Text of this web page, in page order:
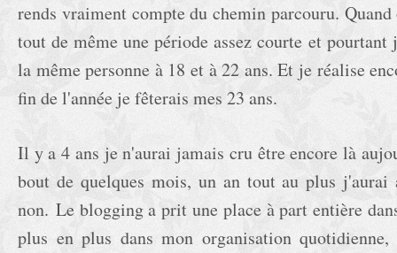
rends vraiment compte du chemin parcouru.
tout de même une période assez courte et
la même personne à 18 et à 22 ans. Et je réalise
fin de l'année je fêterais mes 23 ans.
Il y a 4 ans je n'aurai jamais cru être encore là
bout de quelques mois, un an tout au plus j'aurai
non. Le blogging a prit une place à part entière
plus en plus dans mon organisation